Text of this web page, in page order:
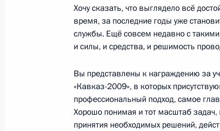
6 октября 2009 года, вторник
Встреча с Председателем
Лебедевым
Встреча с Председателем
6 октября 2009 года, 16:30 Московская
Хочу сказать, что выглядело всё
время, за последние годы уже
службы. Ещё совсем недавно с
и силы, и средства, и решимость
Вы представлены к награждению за
«Кавказ-2009», в которых
профессиональный подход, самое
Хорошо понимая и тот масштаб
принятия необходимых решений,